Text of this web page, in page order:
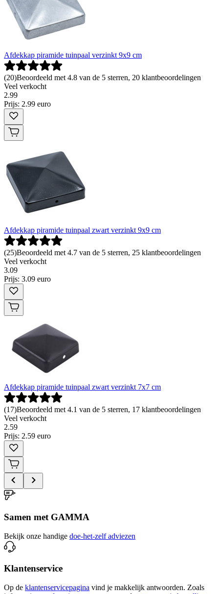
Afdekkap piramide tuinpaal verzinkt 9x9 cm
(20)Beoordeeld met 4.8 van de 5 sterren, 20 klantbeoordelingen
Veel verkocht
2.99
Prijs: 2.99 euro
Afdekkap piramide tuinpaal zwart verzinkt 9x9 cm
(25)Beoordeeld met 4.7 van de 5 sterren, 25 klantbeoordelingen
Veel verkocht
3.09
Prijs: 3.09 euro
Afdekkap piramide tuinpaal zwart verzinkt 7x7 cm
(17)Beoordeeld met 4.1 van de 5 sterren, 17 klantbeoordelingen
Veel verkocht
2.59
Prijs: 2.59 euro
Samen met GAMMA
Bekijk onze handige doe-het-zelf adviezen
Klantenservice
Op de klantenservicepagina vind je makkelijk antwoorden. Zoals